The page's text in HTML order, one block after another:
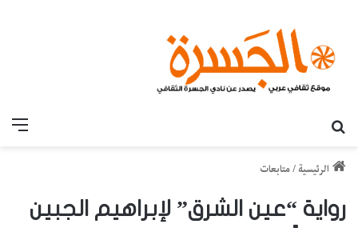
الرئيسية /متابعات
رواية “عين الشرق” لإبراهيم الجبين